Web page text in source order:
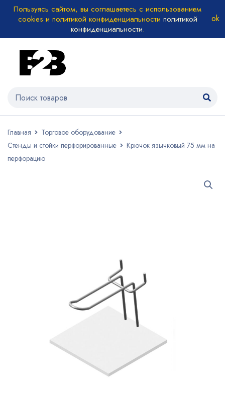
Пользуясь сайтом, вы соглашаетесь с использованием
cookies и политикой конфиденциальности политикой
конфиденциальности.
Главная
Торговое оборудование
Стенды и стойки перфорированные
Крючок язычковый 75 мм на
перфорацию